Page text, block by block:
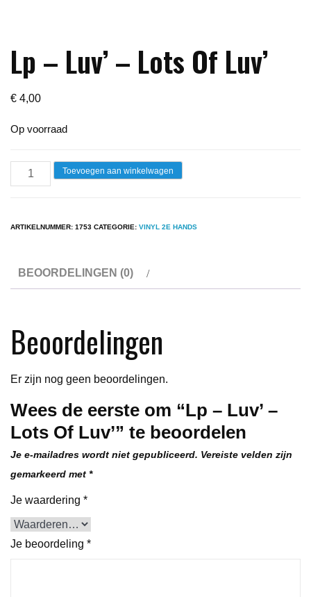
Lp – Luv’ – Lots Of Luv’
€ 4,00
Op voorraad
-
-
Of
Luv'
Toevoegen aan winkelwagen
ARTIKELNUMMER: 1753 CATEGORIE: VINYL 2E HANDS
BEOORDELINGEN (0)
Beoordelingen
Er zijn nog geen beoordelingen.
Wees de eerste om “Lp – Luv’ –
Lots Of Luv’” te beoordelen
Je e-mailadres wordt niet gepubliceerd. Vereiste velden zijn
gemarkeerd met *
Je waardering *
Je beoordeling *